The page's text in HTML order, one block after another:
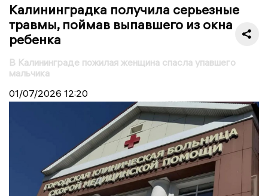
Калининградка получила серьезные
травмы, поймав выпавшего из окна
ребенка
В Калининграде пожилая женщина спасла упавшего
мальчика
01/07/2026 12:20